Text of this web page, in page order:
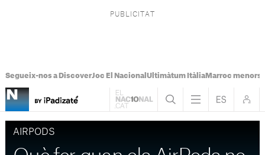
Segueix-nos a DiscoverJoc El Nacional Ultimàtum ItàliaMarroc menors
AIRPODS